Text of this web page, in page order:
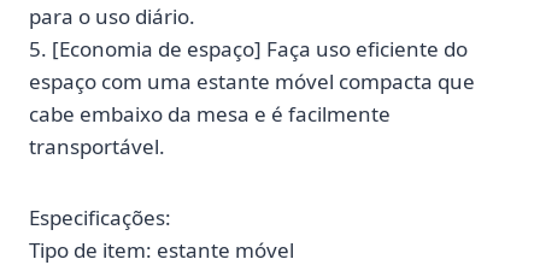
para o uso diário.
5. [Economia de espaço] Faça uso eficiente do
espaço com uma estante móvel compacta que
cabe embaixo da mesa e é facilmente
transportável.
Especificações:
Tipo de item: estante móvel